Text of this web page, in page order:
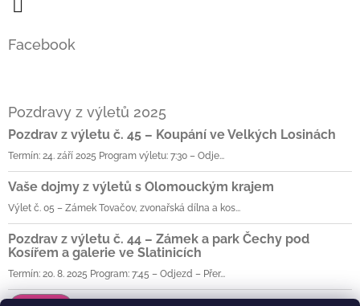
Facebook
Pozdravy z výletů 2025
Pozdrav z výletu č. 45 – Koupání ve Velkých Losinách
Termín: 24. září 2025 Program výletu: 7:30 – Odje...
Vaše dojmy z výletů s Olomouckým krajem
Výlet č. 05 – Zámek Tovačov, zvonařská dílna a kos...
Pozdrav z výletu č. 44 – Zámek a park Čechy pod
Kosířem a galerie ve Slatinicích
Termín: 20. 8. 2025 Program: 7:45 – Odjezd – Přer...